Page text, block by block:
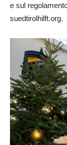
e sul
suedtirolhilft.org.